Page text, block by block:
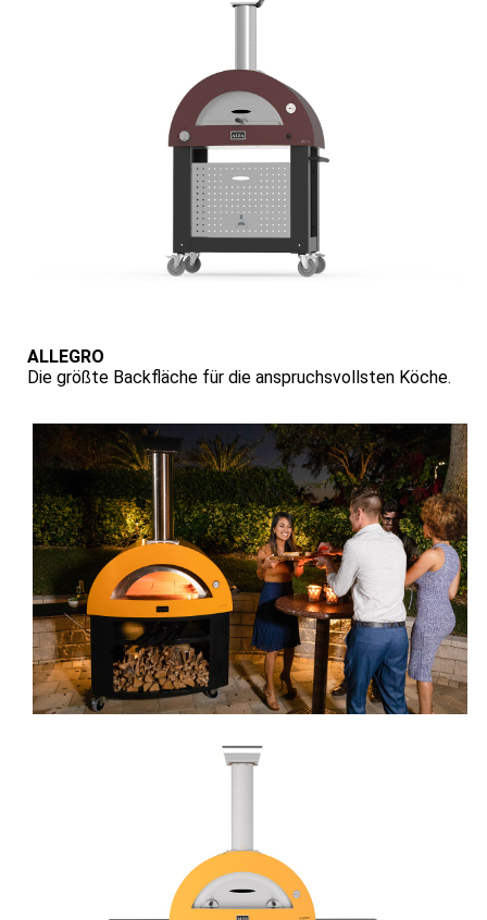
ALLEGRO
Die größte Backfläche für die anspruchsvollsten Köche.